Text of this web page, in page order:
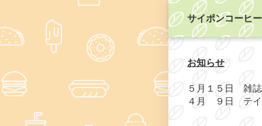
サイポンコーヒー
お知らせ
５月１５日 雑誌
４月 ９日 テイ